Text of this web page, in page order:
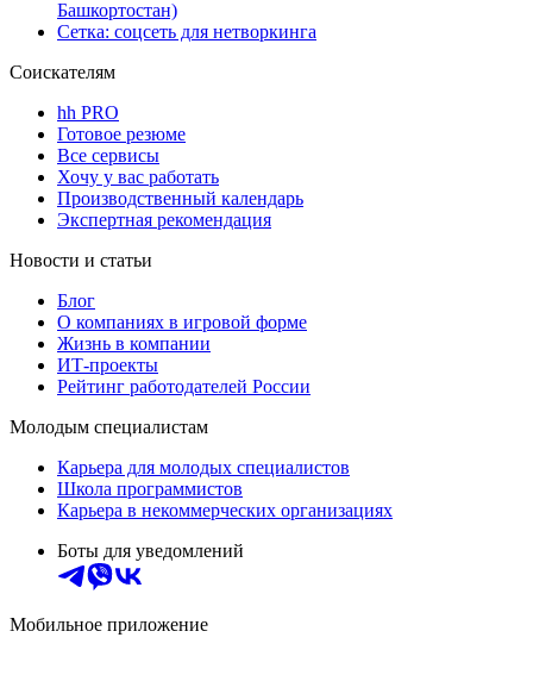
Башкортостан)
Сетка: соцсеть для нетворкинга
Соискателям
hh PRO
Готовое резюме
Все сервисы
Хочу у вас работать
Производственный календарь
Экспертная рекомендация
Новости и статьи
Блог
О компаниях в игровой форме
Жизнь в компании
ИТ-проекты
Рейтинг работодателей России
Молодым специалистам
Карьера для молодых специалистов
Школа программистов
Карьера в некоммерческих организациях
Боты для уведомлений
Мобильное приложение